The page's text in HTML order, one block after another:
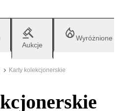
Aukcje
Wyróżnione
Karty kolekcjonerskie